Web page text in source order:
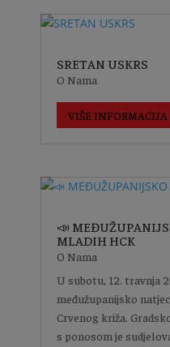
SRETAN USKRS
O Nama
VIŠE INFORMACIJA
📣
MLADIH HCK
O Nama
U subotu, 12. travnja
međužupanijsko
Crvenog križa.
s ponosom je